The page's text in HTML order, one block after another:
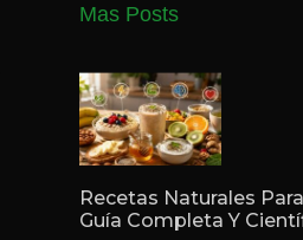
Mas Posts
Recetas Naturales
Guía Completa Y